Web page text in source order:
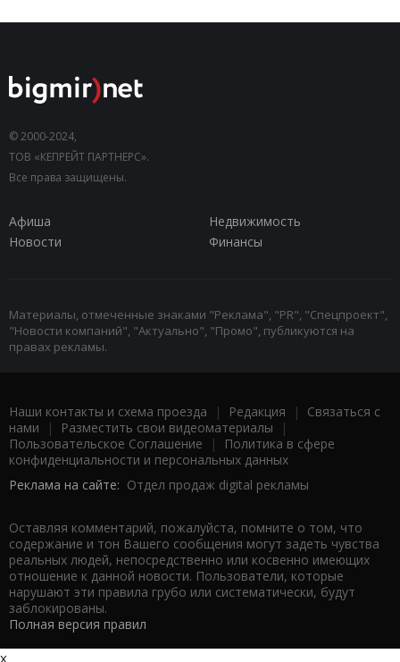
© 2000-2024,
ТОВ «КЕПРЕЙТ ПАРТНЕРС».
Все права защищены.
Афиша
Недвижимость
Новости
Финансы
Материалы, отмеченные знаками "Реклама", "PR", "Спецпроект",
"Новости компаний", "Актуально", "Промо", публикуются на
правах рекламы.
Наши контакты и схема проезда | Редакция | Связаться с
нами | Разместить свои видеоматериалы |
Пользовательское Соглашение |
Политика в сфере
конфиденциальности и персональных данных
Реклама на сайте: Отдел продаж digital рекламы
Оставляя комментарий, пожалуйста, помните о том, что
содержание и тон Вашего сообщения могут задеть чувства
реальных людей, непосредственно или косвенно имеющих
отношение к данной новости. Пользователи, которые
нарушают эти правила грубо или систематически, будут
заблокированы.
Полная версия правил
x